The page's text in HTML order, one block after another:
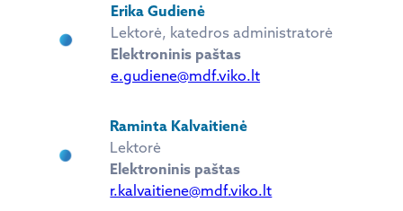
Erika Gudienė
Lektorė, katedros administratorė
Elektroninis paštas
e.gudiene@mdf.viko.lt
Raminta Kalvaitienė
Lektorė
Elektroninis paštas
r.kalvaitiene@mdf.viko.lt